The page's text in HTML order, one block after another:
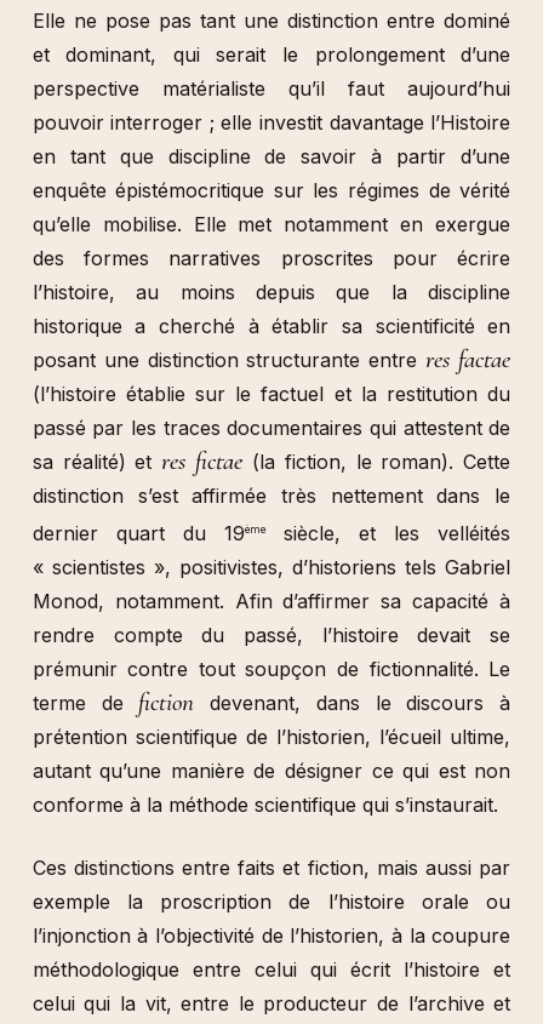
Elle ne pose pas tant une distinction entre dominé
et dominant, qui serait le prolongement d’une
perspective matérialiste qu’il faut aujourd’hui
pouvoir interroger ; elle investit davantage l’Histoire
en tant que discipline de savoir à partir d’une
enquête épistémocritique sur les régimes de vérité
qu’elle mobilise. Elle met notamment en exergue
des formes narratives proscrites pour écrire
l’histoire, au moins depuis que la discipline
historique a cherché à établir sa scientificité en
posant une distinction structurante entreres factae
(l’histoire établie sur le factuel et la restitution du
passé par les traces documentaires qui attestent de
sa réalité) etres fictae (la fiction, le roman). Cette
distinction s’est affirmée très nettement dans le
dernier quart du 19ème
siècle, et les velléités
« scientistes », positivistes, d’historiens tels Gabriel
Monod, notamment. Afin d’affirmer sa capacité à
rendre compte du passé, l’histoire devait se
prémunir contre tout soupçon de fictionnalité. Le
terme de fiction devenant, dans le discours à
prétention scientifique de l’historien, l’écueil ultime,
autant qu’une manière de désigner ce qui est non
conforme à la méthode scientifique qui s’instaurait.
Ces distinctions entre faits et fiction, mais aussi par
exemple la proscription de l’histoire orale ou
l’injonction à l’objectivité de l’historien, à la coupure
méthodologique entre celui qui écrit l’histoire et
celui qui la vit, entre le producteur de l’archive et